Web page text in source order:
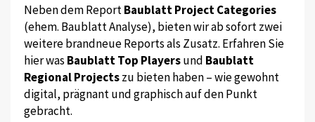
Neben dem ReportBaublatt Project Categories
(ehem. Baublatt Analyse), bieten wir ab sofort zwei
weitere brandneue Reports als Zusatz. Erfahren Sie
hier was Baublatt Top Playersund Baublatt
Regional Projectszu bieten haben – wie gewohnt
digital, prägnant und graphisch auf den Punkt
gebracht.